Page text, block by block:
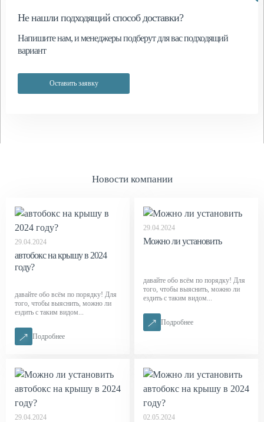
Не нашли подходящий способ доставки?
Напишите нам, и менеджеры подберут для вас подходящий
вариант
Оставить заявку
Новости компании
29.04.2024
автобокс на крышу в 2024
году?
давайте обо всём по порядку! Для
того, чтобы выяснить, можно ли
ездить с таким видом...
Подробнее
29.04.2024
Можно ли установить
давайте обо всём по порядку! Для
того, чтобы выяснить, можно ли
ездить с таким видом...
Подробнее
29.04.2024 02.05.2024